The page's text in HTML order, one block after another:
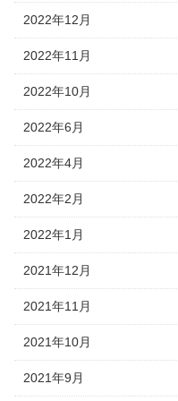
2022年12月
2022年11月
2022年10月
2022年6月
2022年4月
2022年2月
2022年1月
2021年12月
2021年11月
2021年10月
2021年9月